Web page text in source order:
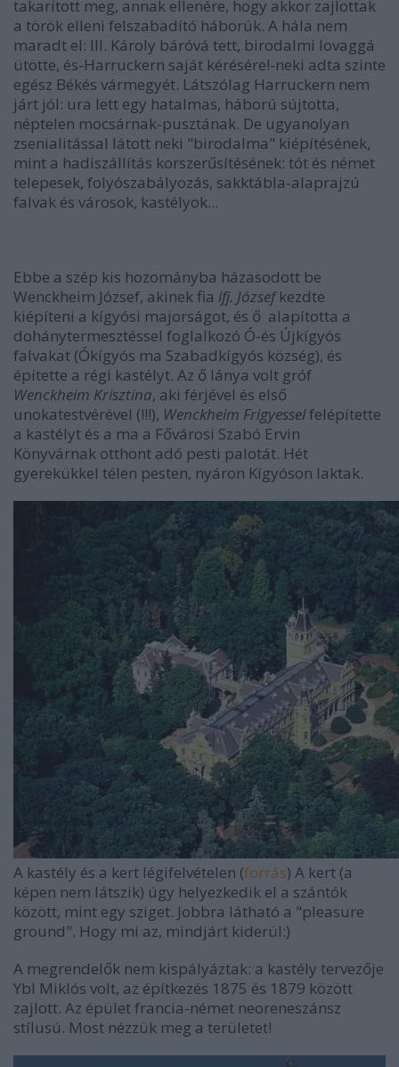
takarított meg, annak ellenére, hogy akkor zajlottak
a török elleni felszabadító háborúk. A hála nem
maradt el: III. Károly báróvá tett, birodalmi lovaggá
ütötte, és-Harruckern saját kérésére!-neki adta szinte
egész Békés vármegyét. Látszólag Harruckern nem
járt jól: ura lett egy hatalmas, háború sújtotta,
néptelen mocsárnak-pusztának. De ugyanolyan
zsenialitással látott neki "birodalma" kiépítésének,
mint a hadiszállítás korszerűsítésének: tót és német
telepesek, folyószabályozás, sakktábla-alaprajzú
falvak és városok, kastélyok...
Ebbe a szép kis hozományba házasodott be
Wenckheim József, akinek fia ifj. Józsefkezdte
kiépíteni a kígyósi majorságot, és ő alapította a
dohánytermesztéssel foglalkozó Ó-és Újkígyós
falvakat (Ókígyós ma Szabadkígyós község), és
építette a régi kastélyt. Az ő lánya volt gróf
Wenckheim Krisztina, aki férjével és első
unokatestvérével (!!!), Wenckheim Frigyesselfelépítette
a kastélyt és a ma a Fővárosi Szabó Ervin
Könyvárnak otthont adó pesti palotát. Hét
gyerekükkel télen pesten, nyáron Kígyóson laktak.
A kastély és a kert légifelvételen (forrás) A kert (a
képen nem látszik) úgy helyezkedik el a szántók
között, mint egy sziget. Jobbra látható a "pleasure
ground". Hogy mi az, mindjárt kiderül:)
A megrendelők nem kispályáztak: a kastély tervezője
Ybl Miklós volt, az építkezés 1875 és 1879 között
zajlott. Az épület francia-német neoreneszánsz
stílusú. Most nézzük meg a területet!